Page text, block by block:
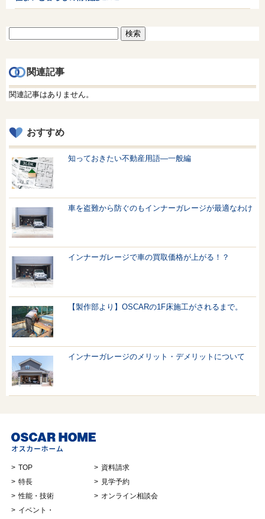
関連記事
関連記事はありません。
おすすめ
知っておきたい不動産用語—一般編
車を盗難から防ぐのもインナーガレージが最適なわけ
インナーガレージで車の買取価格が上がる！？
【製作部より】OSCARの1F床施工がされるまで。
インナーガレージのメリット・デメリットについて
TOP
特長
性能・技術
イベント・
資料請求
見学予約
オンライン相談会